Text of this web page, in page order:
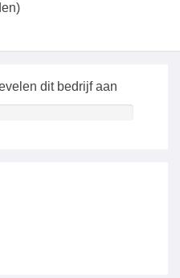
dit bedrijf aan